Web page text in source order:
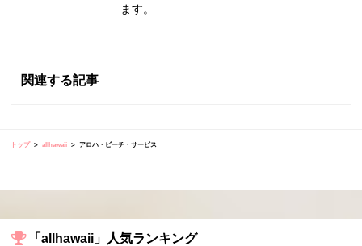
ます。
関連する記事
トップ allhawaii アロハ・ビーチ・サービス
「allhawaii」人気ランキング